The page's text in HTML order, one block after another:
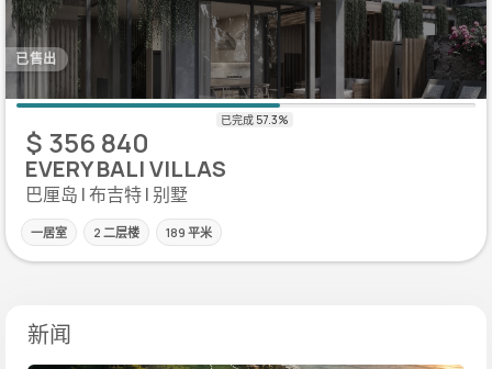
已售出
$ 356 840
EVERY BALI VILLAS
巴厘岛 | 布吉特 | 别墅
一居室 2 二层楼 189 平米
新闻